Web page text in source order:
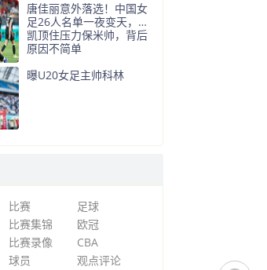
唐佳丽意外落选！中国女
足26人名单一夜变天，宋
凯顶住压力保米帅，背后
原因不简单
曝U20女足主帅科林
比赛
足球
比赛集锦
欧冠
比赛录像
CBA
球员 观点评论